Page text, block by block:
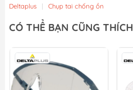
Deltaplus | Chụp tai chống ồn
CÓ THỂ BẠN CŨNG THÍCH